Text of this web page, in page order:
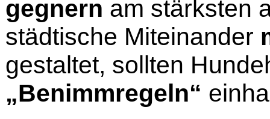
gegnern am stärksten
städtische Miteinander
gestaltet, sollten
„Benimmregeln“